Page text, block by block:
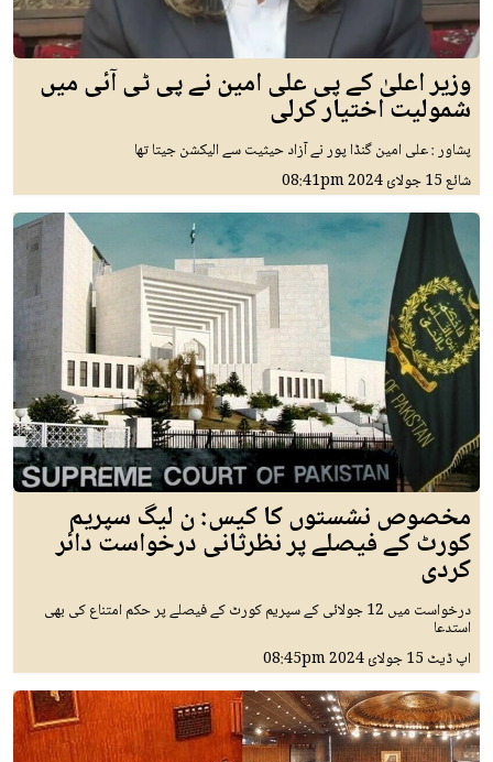
وزیر اعلیٰ کے پی علی امین نے پی ٹی آئی میں
شمولیت اختیار کرلی
پشاور : علی امین گنڈا پور نے آزاد حیثیت سے الیکشن جیتا تھا
شائع15 جولائ 2024 08:41pm
مخصوص نشستوں کا کیس: ن لیگ سپریم
کورٹ کے فیصلے پر نظرثانی درخواست دائر
کردی
درخواست میں 12 جولائی کے سپریم کورٹ کے فیصلے پر حکم امتناع کی بھی
استدعا
اپ ڈیٹ 15 جولائ 2024 08:45pm